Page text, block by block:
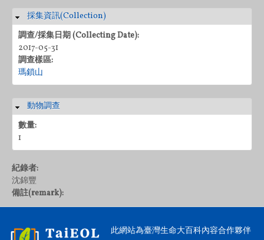
隱藏
採集資訊(Collection)
調查/採集日期 (Collecting Date):
2017-05-31
調查樣區:
瑪鎖山
隱藏
動物調查
數量:
1
紀錄者:
沈錦豐
備註(remark):
此網站為臺灣生命大百科內容合作夥伴